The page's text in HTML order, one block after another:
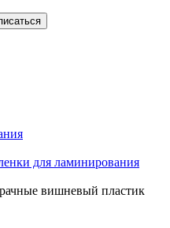
для ламинирования
вишневый пластик